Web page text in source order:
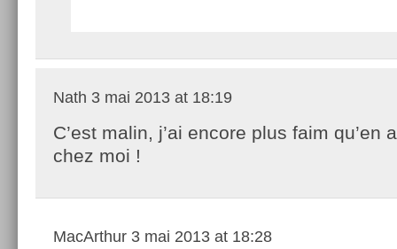
Nath 3 mai 2013 at 18:19
C’est malin, j’ai encore plus faim qu’en
chez moi !
MacArthur 3 mai 2013 at 18:28